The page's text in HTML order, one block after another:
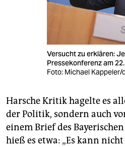
Versucht zu erklären:
Pressekonferenz am
Foto: Michael Kappeler/
Harsche Kritik hagelte es
der Politik, sondern auch
einem Brief des
hieß es etwa: „Es kann nicht